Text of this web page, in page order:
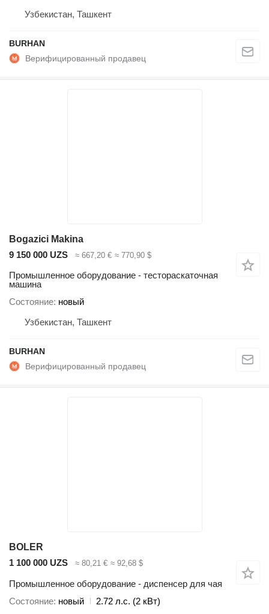
Узбекистан, Ташкент
BURHAN
Bogazici Makina
9 150 000 UZS
≈ 667,20 € ≈ 770,90 $
Промышленное оборудование - тестораскаточная
машина
Состояние новый
Узбекистан, Ташкент
BURHAN
BOLER
1 100 000 UZS
≈ 80,21 € ≈ 92,68 $
Промышленное оборудование - диспенсер для чая
Состояние новый 2.72 л.с. (2 кВт)